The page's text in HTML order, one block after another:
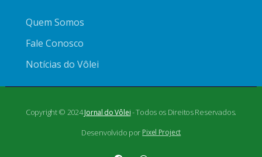
Quem Somos
Fale Conosco
Notícias do Vôlei
Copyright © 2024Jornal do Vôlei- Todos os Direitos Reservados.
Desenvolvido por Pixel Project